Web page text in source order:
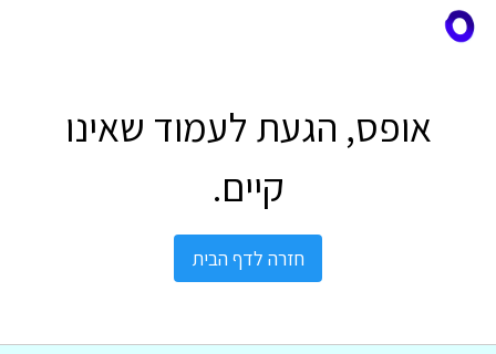
אופס, הגעת לעמוד שאינו
קיים.
חזרה לדף הבית